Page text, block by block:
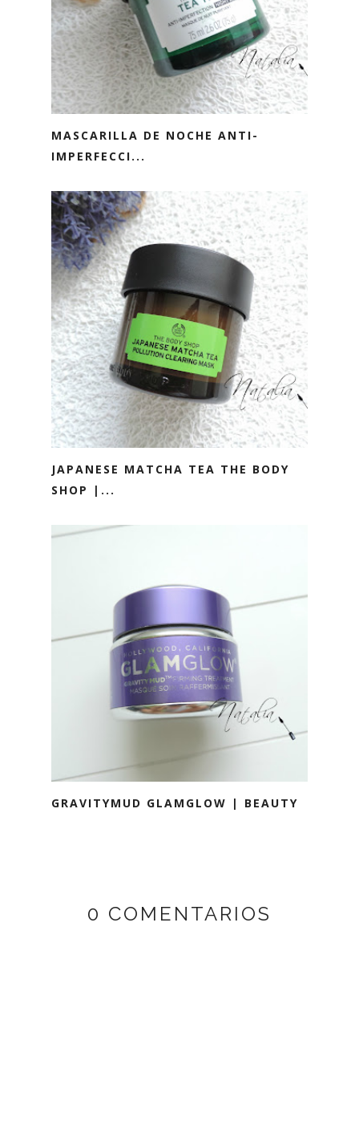
MASCARILLA DE NOCHE ANTI-
IMPERFECCI...
JAPANESE MATCHA TEA THE BODY
SHOP |...
GRAVITYMUD GLAMGLOW | BEAUTY
0 COMENTARIOS